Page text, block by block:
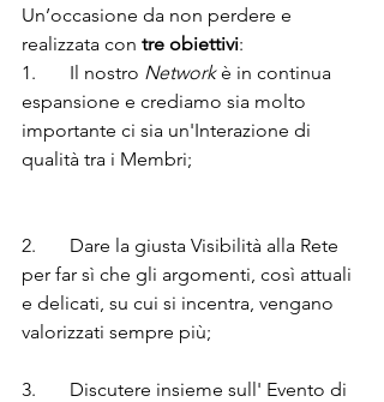
Un’occasione da non perdere e
realizzata con tre obiettivi:
1.       Il nostro Network è in continua
espansione e crediamo sia molto
importante ci sia un'Interazione di
qualità tra i Membri;
2.       Dare la giusta Visibilità alla Rete
per far sì che gli argomenti, così attuali
e delicati, su cui si incentra, vengano
valorizzati sempre più;
3.       Discutere insieme sull' Evento di